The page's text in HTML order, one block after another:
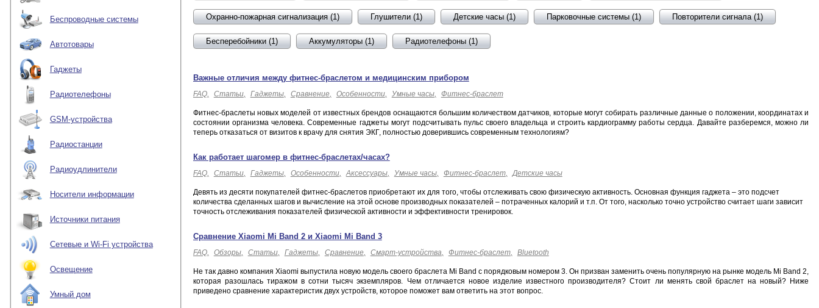
Беспроводные системы
Автотовары
Гаджеты
Радиотелефоны
GSM-устройства
Радиостанции
Радиоудлинители
Носители информации
Источники питания
Сетевые и Wi-Fi устройства
Освещение
Умный дом
Охранно-пожарная сигнализация (1) Глушители (1) Детские часы (1) Парковочные системы (1) Повторители сигнала (1)
Бесперебойники (1) Аккумуляторы (1) Радиотелефоны (1)
Важные отличия между фитнес-браслетом и медицинским прибором
FAQ Статьи Гаджеты Сравнение Особенности Умные часы Фитнес-браслет
Фитнес-браслеты новых моделей от известных брендов оснащаются большим количеством датчиков, которые могут собирать различные данные о положении, координатах и
состоянии организма человека. Современные гаджеты могут подсчитывать пульс своего владельца и строить кардиограмму работы сердца. Давайте разберемся, можно ли
теперь отказаться от визитов к врачу для снятия ЭКГ, полностью доверившись современным технологиям?
Как работает шагомер в фитнес-браслетах/часах?
FAQ Статьи Гаджеты Особенности Аксессуары Умные часы Фитнес-браслет Детские часы
Девять из десяти покупателей фитнес-браслетов приобретают их для того, чтобы отслеживать свою физическую активность. Основная функция гаджета – это подсчет
количества сделанных шагов и вычисление на этой основе производных показателей – потраченных калорий и т.п. От того, насколько точно устройство считает шаги зависит
точность отслеживания показателей физической активности и эффективности тренировок.
Сравнение Xiaomi Mi Band 2 и Xiaomi Mi Band 3
FAQ Обзоры Статьи Гаджеты Сравнение Смарт-устройства Фитнес-браслет Bluetooth
Не так давно компания Xiaomi выпустила новую модель своего браслета Mi Band с порядковым номером 3. Он призван заменить очень популярную на рынке модель Mi Band 2,
которая разошлась тиражом в сотни тысяч экземпляров. Чем отличается новое изделие известного производителя? Стоит ли менять свой браслет на новый? Ниже
приведено сравнение характеристик двух устройств, которое поможет вам ответить на этот вопрос.